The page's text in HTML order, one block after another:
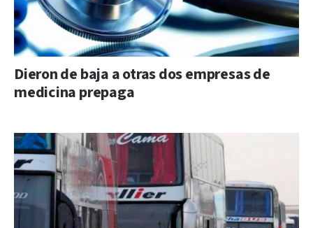
Dieron de baja a otras dos empresas de
medicina prepaga